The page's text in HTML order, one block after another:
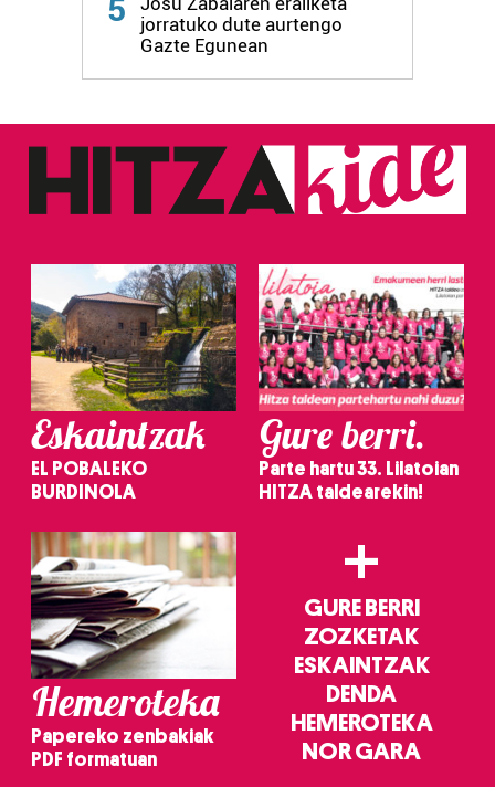
fitxategiak erabiltzen ditu. Zure esperientzia eta
zerbitzuak hobetzeko asmoz, cookie teknologiaz
baliatzen gara. Ohar hau onartuz gero, teknologia hori
irakurri
5
jorratuko dute aurtengo
Gazte Egunean
Eskaintzak
EL POBALEKO
BURDINOLA
Gure berri.
Parte hartu 33. Lilatoian
HITZA taldearekin!
Hemeroteka
Papereko zenbakiak
PDF formatuan
+
GURE BERRI
ZOZKETAK
ESKAINTZAK
DENDA
HEMEROTEKA
NOR GARA